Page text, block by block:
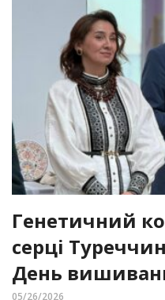
Генетичний
серці
День
05/26/2026